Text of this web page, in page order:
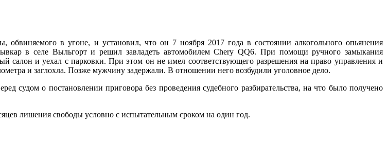
в угоне, и установил, что он 7 ноября 2017 года в состоянии алкогольного опьянения
в селе Выльгорт и решил завладеть автомобилем Chery QQ6. При помощи ручного замыкания
салон и уехал с парковки. При этом он не имел соответствующего разрешения на право управления и
и заглохла. Позже мужчину задержали. В отношении него возбудили уголовное дело.
судом о постановлении приговора без проведения судебного разбирательства, на что было получено
лишения свободы условно с испытательным сроком на один год.